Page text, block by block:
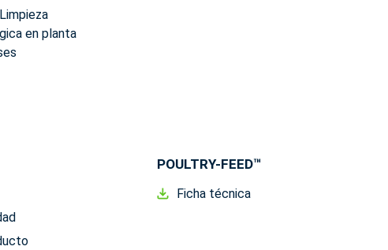
en planta
POULTRY-FEED™
Ficha técnica